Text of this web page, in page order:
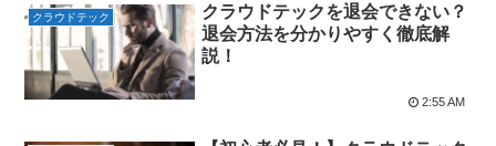
クラウドテック
クラウドテックを退会できない？
退会方法を分かりやすく徹底解
説！
2:55 AM